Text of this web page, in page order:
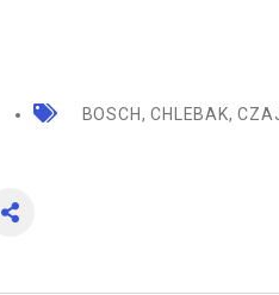
BOSCH,CHLEBAK,